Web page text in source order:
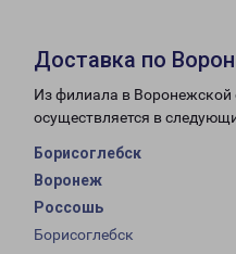
Доставка по
Из филиала в Воронежской
осуществляется в
Борисоглебск
Воронеж
Россошь
Борисоглебск